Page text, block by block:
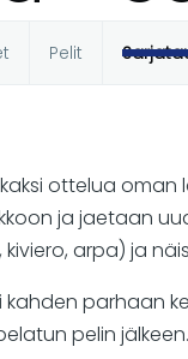
Pelit
ottelua oman
ja jaetaan
arpa) ja
parhaan
pelin jälkeen.